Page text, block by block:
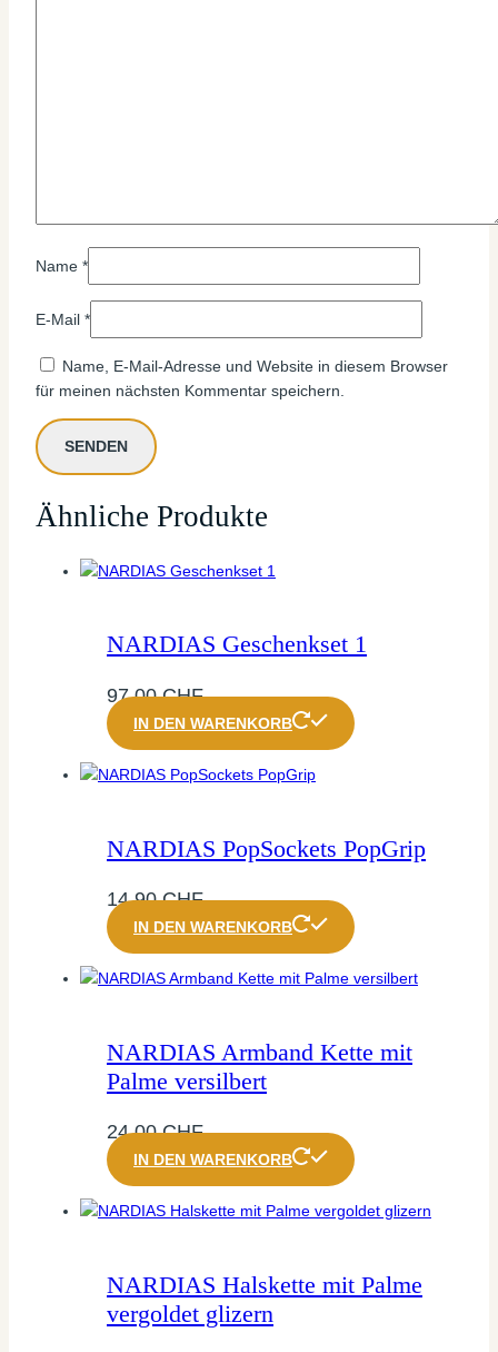
Name *
E-Mail *
Name, E-Mail-Adresse und Website in diesem Browser
für meinen nächsten Kommentar speichern.
Ähnliche Produkte
NARDIAS Geschenkset 1
97,00CHF
IN DEN WARENKORB
NARDIAS PopSockets PopGrip
14,90CHF
IN DEN WARENKORB
NARDIAS Armband Kette mit
Palme versilbert
24,00CHF
IN DEN WARENKORB
NARDIAS Halskette mit Palme
vergoldet glizern